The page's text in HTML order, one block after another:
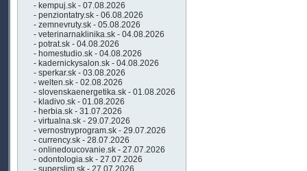
- kempuj.sk - 07.08.2026
- penziontatry.sk - 06.08.2026
- zemnevruty.sk - 05.08.2026
- veterinarnaklinika.sk - 04.08.2026
- potrat.sk - 04.08.2026
- homestudio.sk - 04.08.2026
- kadernickysalon.sk - 04.08.2026
- sperkar.sk - 03.08.2026
- welten.sk - 02.08.2026
- slovenskaenergetika.sk - 01.08.2026
- kladivo.sk - 01.08.2026
- herbia.sk - 31.07.2026
- virtualna.sk - 29.07.2026
- vernostnyprogram.sk - 29.07.2026
- currency.sk - 28.07.2026
- onlinedoucovanie.sk - 27.07.2026
- odontologia.sk - 27.07.2026
- superslim.sk - 27.07.2026